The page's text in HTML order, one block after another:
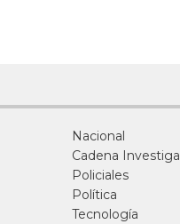
Nacional
Cadena Investiga
Policiales
Política
Tecnología